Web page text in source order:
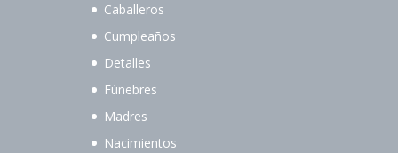
Caballeros
Cumpleaños
Detalles
Fúnebres
Madres
Nacimientos